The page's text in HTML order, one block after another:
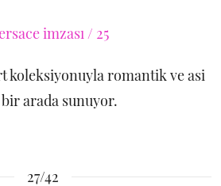
koleksiyonuyla romantik ve asi
bir arada sunuyor.
27/42